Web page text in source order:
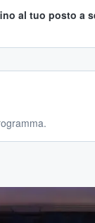
al tuo posto a